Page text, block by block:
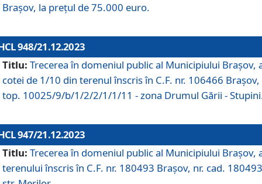
Brașov, la prețul de 75.000 euro.
948/21.12.2023
Titlu: Trecerea în domeniul public al Municipiului Braşov,
cotei de 1/10 din terenul înscris în C.F. nr. 106466 Brașov,
top. 10025/9/b/1/2/2/1/1/11 - zona Drumul Gării -
947/21.12.2023
Titlu: Trecerea în domeniul public al Municipiului Braşov,
terenului înscris în C.F. nr. 180493 Brașov, nr. cad.